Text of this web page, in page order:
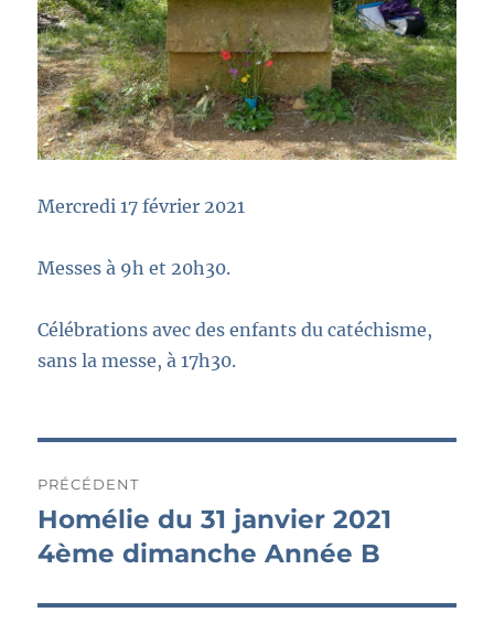
Mercredi 17 février 2021
Messes à 9h et 20h30.
Célébrations avec des enfants du catéchisme,
sans la messe, à 17h30.
de
l’article
PRÉCÉDENT
Publication
précédente :
Homélie du 31 janvier 2021
4ème dimanche Année B